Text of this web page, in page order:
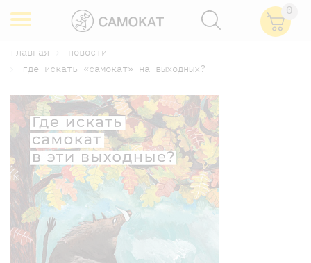
0
главная
новости
где искать «самокат» на выходных?